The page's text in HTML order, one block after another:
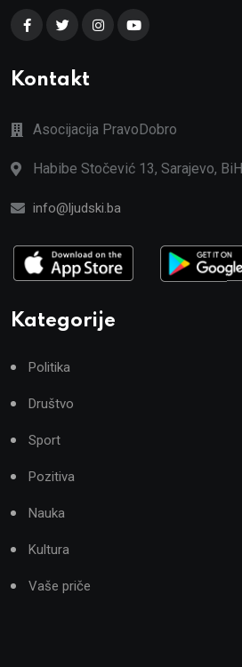
Kontakt
Asocijacija PravoDobro
Habibe Stočević 13, Sarajevo, BiH
info@ljudski.ba
Kategorije
Politika
Društvo
Sport
Pozitiva
Nauka
Kultura
Vaše priče